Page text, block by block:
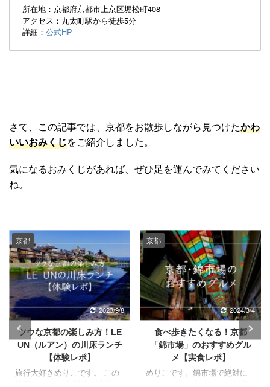
所在地：京都府京都市上京区堀松町408
アクセス：丸太町駅から徒歩5分
詳細： 公式HP
さて、この記事では、京都をお散歩しながら見つけたかわ
いいおみくじをご紹介しました。
気になるおみくじがあれば、ぜひ足を運んでみてください
ね。
京都
2024/3/4
食べ歩きたくなる！京都
「錦市場」のおすすめグル
メ【実食レポ】
めりこです。錦市場で絶対に
京都
2023/3/3
京都でおすすめの美味しい
どら焼き７選【実食レポ】
食べ比べ大好きめりこです。
有名な老舗からインスタ映え